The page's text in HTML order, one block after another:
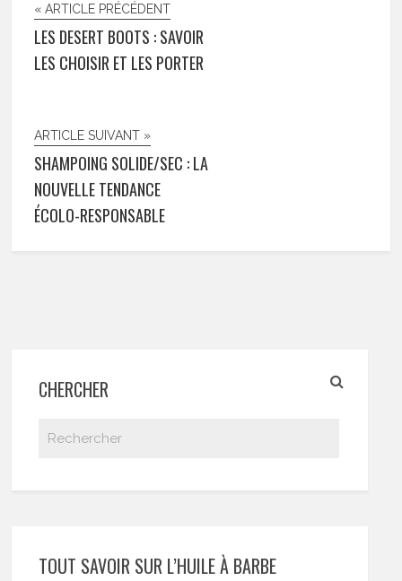
« ARTICLE PRÉCÉDENT
LES DESERT BOOTS : SAVOIR
LES CHOISIR ET LES PORTER
ARTICLE SUIVANT »
SHAMPOING SOLIDE/SEC : LA
NOUVELLE TENDANCE
ÉCOLO-RESPONSABLE
CHERCHER
TOUT SAVOIR SUR L’HUILE À BARBE